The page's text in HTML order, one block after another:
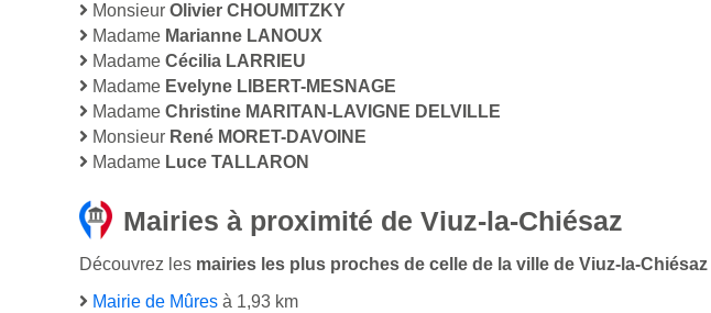
Monsieur Olivier CHOUMITZKY
Madame Marianne LANOUX
Madame Cécilia LARRIEU
Madame Evelyne LIBERT-MESNAGE
Madame Christine MARITAN-LAVIGNE DELVILLE
Monsieur René MORET-DAVOINE
Madame Luce TALLARON
Mairies à proximité de Viuz-la-Chiésaz
Découvrez les mairies les plus proches de celle de la ville de Viuz-la-Chiésaz
Mairie de Mûres à 1,93 km